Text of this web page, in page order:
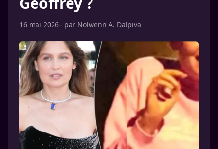
16 mai 2026– par Nolwenn A. Dalpiva